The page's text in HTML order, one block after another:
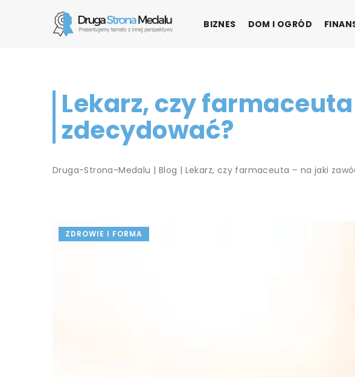
BIZNES DOM I OGRÓD
Lekarz, czy
zdecydować?
Druga-Strona-Medalu | Blog | Lekarz, czy farmaceuta – na jaki
ZDROWIE I FORMA